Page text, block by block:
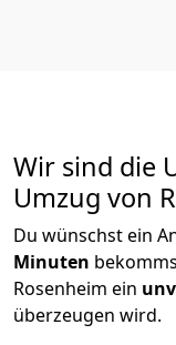
Wir sind die
Umzug von
Du wünschst ein
Minuten
Rosenheim ein
überzeugen wird.